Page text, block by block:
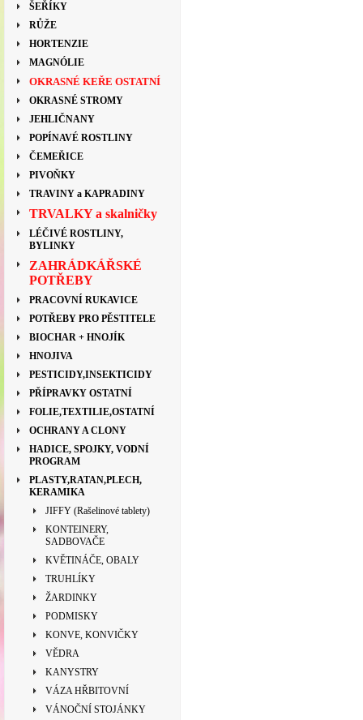
ŠEŘÍKY
RŮŽE
HORTENZIE
MAGNÓLIE
OKRASNÉ KEŘE OSTATNÍ
OKRASNÉ STROMY
JEHLIČNANY
POPÍNAVÉ ROSTLINY
ČEMEŘICE
PIVOŇKY
TRAVINY a KAPRADINY
TRVALKY a skalničky
LÉČIVÉ ROSTLINY,
BYLINKY
ZAHRÁDKÁŘSKÉ
POTŘEBY
PRACOVNÍ RUKAVICE
POTŘEBY PRO PĚSTITELE
BIOCHAR + HNOJÍK
HNOJIVA
PESTICIDY,INSEKTICIDY
PŘÍPRAVKY OSTATNÍ
FOLIE,TEXTILIE,OSTATNÍ
OCHRANY A CLONY
HADICE, SPOJKY, VODNÍ
PROGRAM
PLASTY,RATAN,PLECH,
KERAMIKA
JIFFY (Rašelinové tablety)
KONTEINERY,
SADBOVAČE
KVĚTINÁČE, OBALY
TRUHLÍKY
ŽARDINKY
PODMISKY
KONVE, KONVIČKY
VĚDRA
KANYSTRY
VÁZA HŘBITOVNÍ
VÁNOČNÍ STOJÁNKY